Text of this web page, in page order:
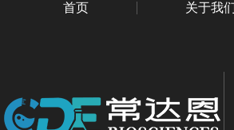
首页 关于我